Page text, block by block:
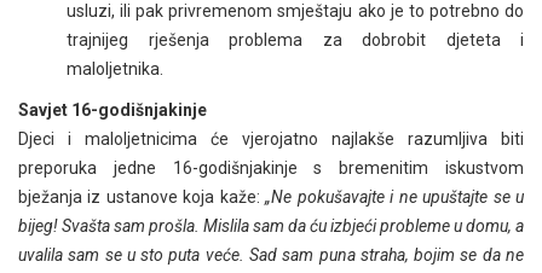
usluzi, ili pak privremenom smještaju ako je to potrebno do
trajnijeg rješenja problema za dobrobit djeteta i
maloljetnika.
Savjet 16-godišnjakinje
Djeci i maloljetnicima će vjerojatno najlakše razumljiva biti
preporuka jedne 16-godišnjakinje s bremenitim iskustvom
bježanja iz ustanove koja kaže:„Ne pokušavajte i ne upuštajte se u
bijeg! Svašta sam prošla. Mislila sam da ću izbjeći probleme u domu, a
uvalila sam se u sto puta veće. Sad sam puna straha, bojim se da ne